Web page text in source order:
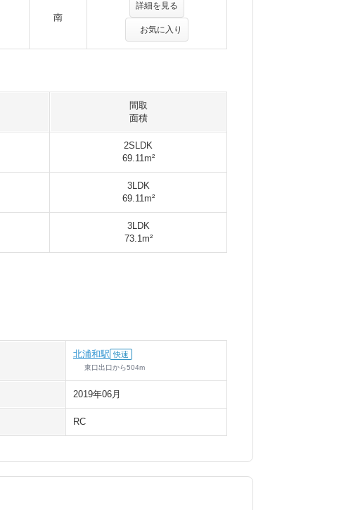
南
詳細を見る
お気に入り
間取
面積
2SLDK
69.11m²
3LDK
69.11m²
3LDK
73.1m²
北浦和駅 快速
東口出口から504m
2019年06月
RC